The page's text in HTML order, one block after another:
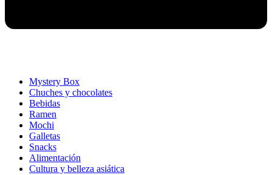
Mystery Box
Chuches y chocolates
Bebidas
Ramen
Mochi
Galletas
Snacks
Alimentación
Cultura y belleza asiática